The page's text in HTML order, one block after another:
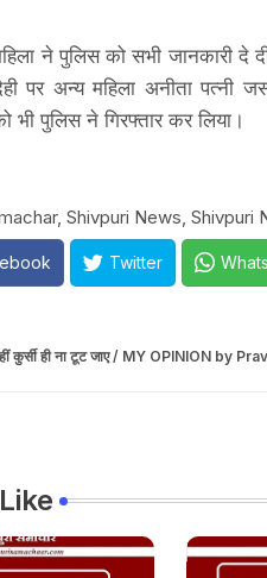
ने पुलिस को सभी जानकारी दे
पर अन्य महिला अनीता पत्नी
भी पुलिस ने गिरफ्तार कर लिया।
Shivpuri News,
Twitter
कुर्सी ही ना टूट जाए / MY OPINION by